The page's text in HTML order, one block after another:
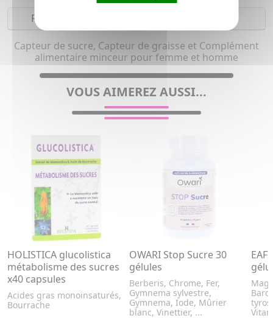
Précautions
Capteur de sucre, Capteur de graisse et Complément
alimentaire minceur pour femme et homme
VOUS AIMEREZ AUSSI...
HOLISTICA glucolistica
métabolisme des sucres
x40 capsules
Acides gras monoinsaturés,
Bourrache
OWARI Stop Sucre 30
gélules
Berberis, Chrome, Fer,
Gymnema sylvestre,
Gymnema, Iode, Mûrier
blanc, Vinettier, ...